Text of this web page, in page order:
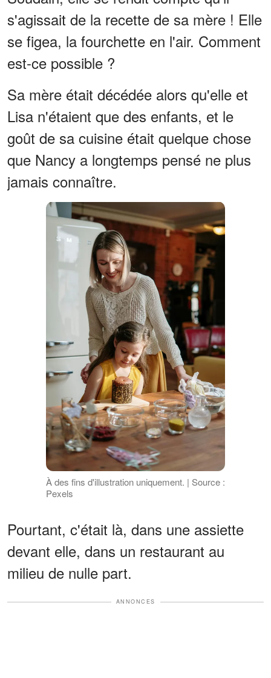
s'agissait de la recette de sa mère ! Elle
se figea, la fourchette en l'air. Comment
est-ce possible ?
Sa mère était décédée alors qu'elle et
Lisa n'étaient que des enfants, et le
goût de sa cuisine était quelque chose
que Nancy a longtemps pensé ne plus
jamais connaître.
À des fins d'illustration uniquement. | Source :
Pexels
Pourtant, c'était là, dans une assiette
devant elle, dans un restaurant au
milieu de nulle part.
ANNONCES